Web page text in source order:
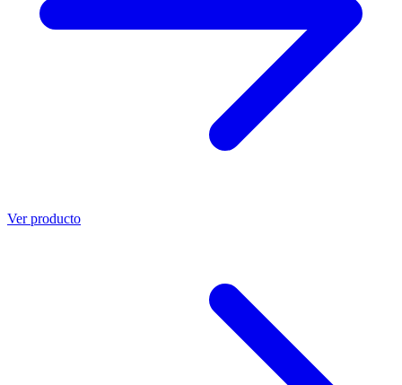
Ver producto